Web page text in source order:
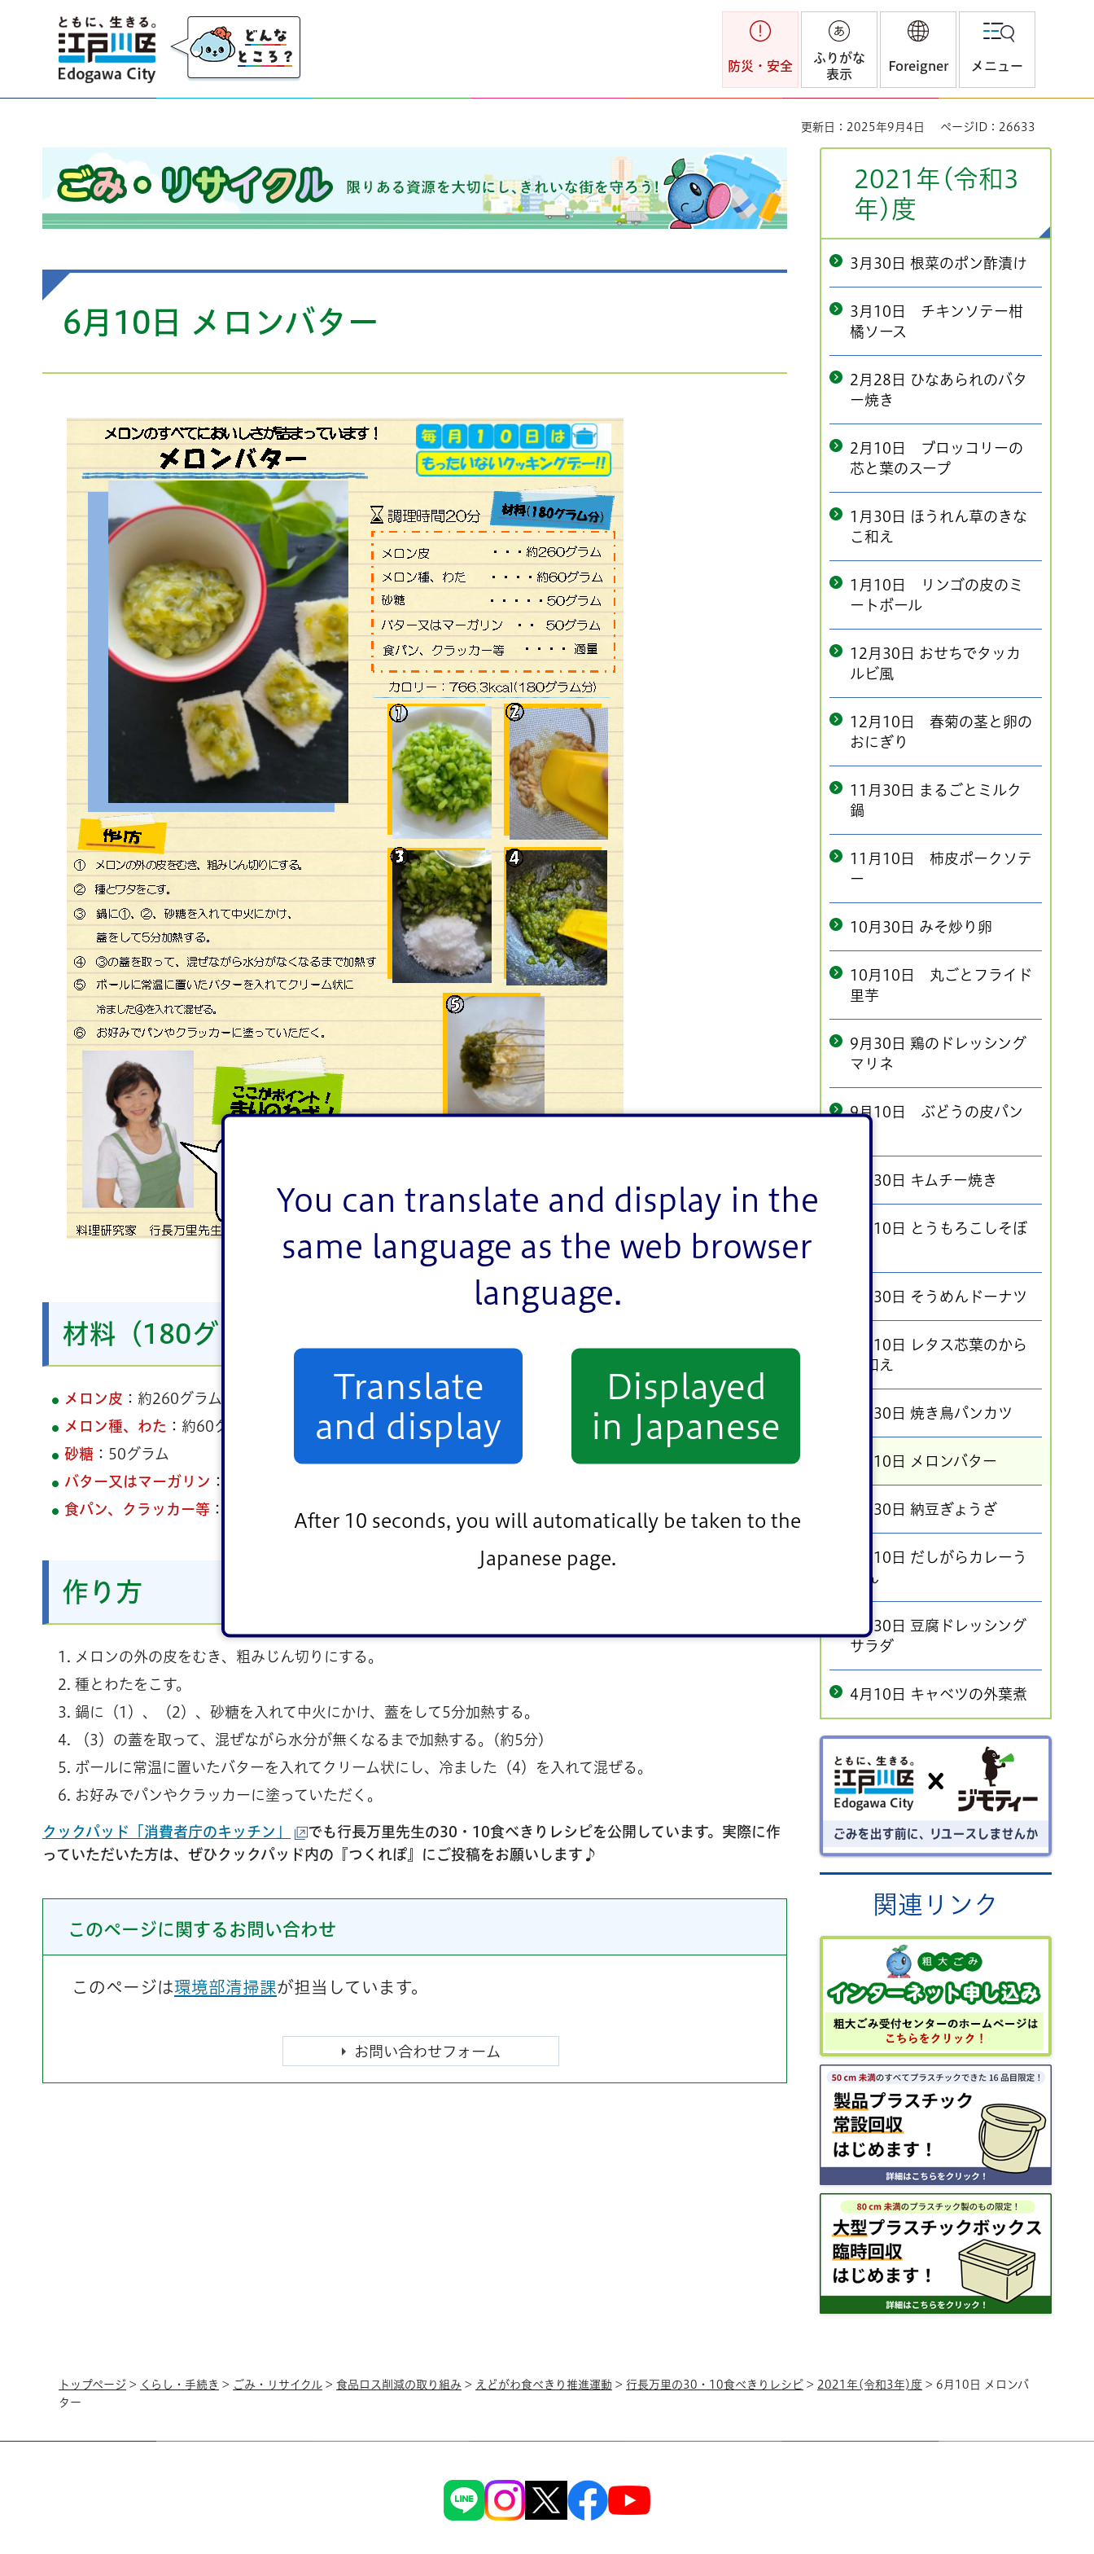
You can translate and display in the
same language as the web browser
language.
Translate
and display
Displayed
in Japanese
After 10 seconds, you will automatically be taken to the
Japanese page.
江戸川区
防災・安全
ふりがな
表示
Foreigner メニュー
更新日：2025年9月4日 ページID：26633
ごみ・リサイクル 限りのある資源を大切にし、きれいな街を守ろう！
6月10日 メロンバター
材料（180グラム分）
メロン皮 ：約260グラム
メロン種、わた ：約60グラム
砂糖 ：50グラム
バター又はマーガリン ：50グラム
食パン、クラッカー等 ：適量
作り方
メロンの外の皮をむき、粗みじん切りにする。
種とわたをこす。
鍋に（1）、（2）、砂糖を入れて中火にかけ、蓋をして5分加熱する。
（3）の蓋を取って、混ぜながら水分が無くなるまで加熱する。(約5分)
ボールに常温に置いたバターを入れてクリーム状にし、冷ました（4）を入れて混ぜる。
お好みでパンやクラッカーに塗っていただく。
クックパッド「消費者庁のキッチン」
でも行長万里先生の30・10食べきりレシピを公開しています。実際に作
っていただいた方は、ぜひクックパッド内の『つくれぽ』にご投稿をお願いします♪
このページに関するお問い合わせ
このページは環境部清掃課が担当しています。
2021年(令和3
年)度
3月30日 根菜のポン酢漬け
3月10日 チキンソテー柑
橘ソース
2月28日 ひなあられのバタ
ー焼き
2月10日 ブロッコリーの
芯と葉のスープ
1月30日 ほうれん草のきな
こ和え
1月10日 リンゴの皮のミ
ートボール
12月30日 おせちでタッカ
ルビ風
12月10日 春菊の茎と卵の
おにぎり
11月30日 まるごとミルク
鍋
11月10日 柿皮ポークソテ
ー
10月30日 みそ炒り卵
10月10日 丸ごとフライド
里芋
9月30日 鶏のドレッシング
マリネ
9月10日 ぶどうの皮パン
8月30日 キムチー焼き
8月10日 とうもろこしそぼ
7月30日 そうめんドーナツ
7月10日 レタス芯葉のから
し和え
6月30日 焼き鳥パンカツ
6月10日 メロンバター
5月30日 納豆ぎょうざ
5月10日 だしがらカレーう
どん
4月30日 豆腐ドレッシング
サラダ
4月10日 キャベツの外葉煮
ごみを出す前にリユースしません
か？
関連リンク
トップページ > くらし・手続き > ごみ・リサイクル > 食品ロス削減の取り組み > えどがわ食べきり推進運動 > 行長万里の30・10食べきりレシピ > 2021年(令和3年)度 > 6月10日 メロンバ
ター